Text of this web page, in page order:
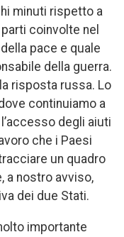
minuti rispetto a
coinvolte nel
pace e quale
della guerra.
risposta russa. Lo
continuiamo a
degli aiuti
che i Paesi
un quadro
a nostro avviso,
dei due Stati.
importante